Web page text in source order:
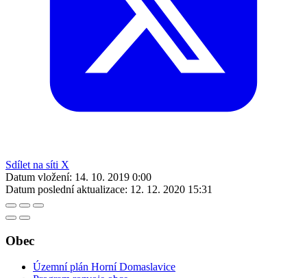
Sdílet na síti X
Datum vložení: 14. 10. 2019 0:00
Datum poslední aktualizace: 12. 12. 2020 15:31
Obec
Územní plán Horní Domaslavice